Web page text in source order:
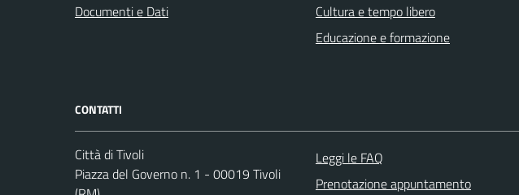
Documenti e Dati
Cultura e tempo libero
Educazione e formazione
CONTATTI
Città di Tivoli
Piazza del Governo n. 1 - 00019 Tivoli
Leggi le FAQ
Prenotazione appuntamento